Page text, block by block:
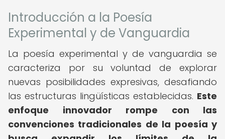
Introducción a la Poesía
Experimental y de Vanguardia
La poesía experimental y de vanguardia se
caracteriza por su voluntad de explorar
nuevas posibilidades expresivas, desafiando
las estructuras lingüísticas establecidas. Este
enfoque innovador rompe con las
convenciones tradicionales de la poesía y